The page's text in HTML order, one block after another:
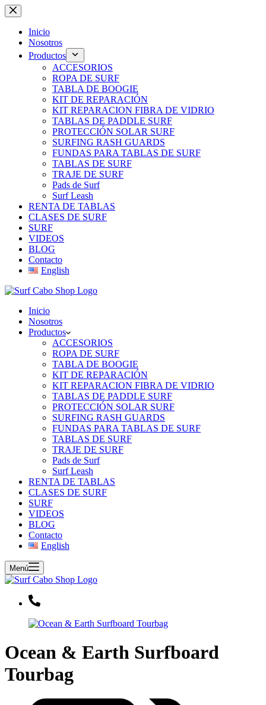
Saltar
al
contenido
Inicio
Nosotros
Productos
ACCESORIOS
ROPA DE SURF
TABLA DE BOOGIE
KIT DE REPARACIÓN
KIT REPARACION FIBRA DE VIDRIO
TABLAS DE PADDLE SURF
PROTECCIÓN SOLAR SURF
SURFING RASH GUARDS
FUNDAS PARA TABLAS DE SURF
TABLAS DE SURF
TRAJE DE SURF
Pads de Surf
Surf Leash
RENTA DE TABLAS
CLASES DE SURF
SURF
VIDEOS
BLOG
Contacto
English
Inicio
Nosotros
Productos
ACCESORIOS
ROPA DE SURF
TABLA DE BOOGIE
KIT DE REPARACIÓN
KIT REPARACION FIBRA DE VIDRIO
TABLAS DE PADDLE SURF
PROTECCIÓN SOLAR SURF
SURFING RASH GUARDS
FUNDAS PARA TABLAS DE SURF
TABLAS DE SURF
TRAJE DE SURF
Pads de Surf
Surf Leash
RENTA DE TABLAS
CLASES DE SURF
SURF
VIDEOS
BLOG
Contacto
English
Menú
Ocean & Earth Surfboard
Tourbag